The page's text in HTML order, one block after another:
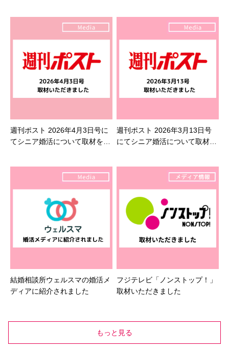
週刊ポスト 2026年4月3日号に
てシニア婚活について取材を受
週刊ポスト 2026年3月13日号
にてシニア婚活について取材を
結婚相談所ウェルスマの婚活メ
ディアに紹介されました
フジテレビ「ノンストップ！」
取材いただきました
もっと見る